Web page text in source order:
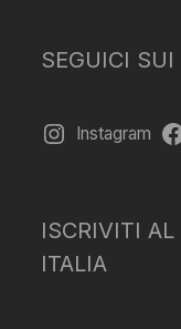
SEGUICI SUI
Instagram
ISCRIVITI
ITALIA